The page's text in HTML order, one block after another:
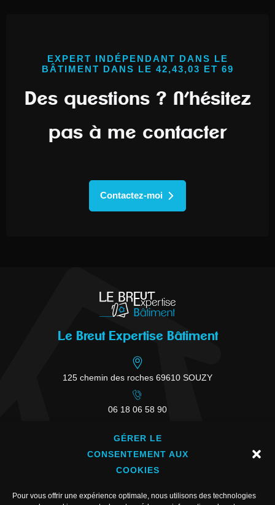
GÉRER LE
CONSENTEMENT AUX
COOKIES
Pour vous offrir une expérience optimale, nous utilisons des technologies
EXPERT INDÉPENDANT DANS LE
BÂTIMENT DANS LE 42,43,03 ET 69
Des questions ? N’hésitez
pas à me contacter
Contactez-moi
Le Breut Expertise Bâtiment
125 chemin des roches 69610 SOUZY
06 18 06 58 90
contact@lebreut-expertise.fr
Informations
A propos